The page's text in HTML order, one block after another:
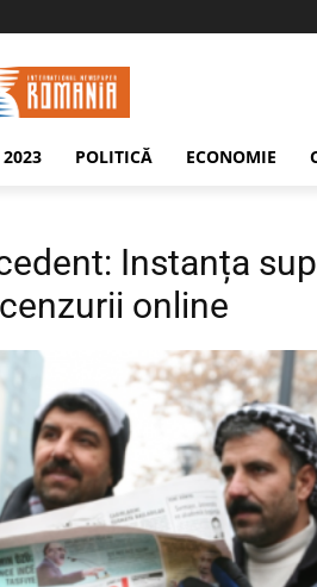
2023 POLITICĂ ECONOMIE
Instanța
online